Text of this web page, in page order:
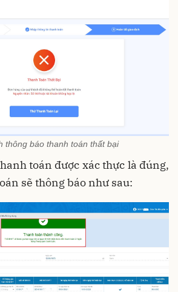
thông báo thanh toán thất bại
toán được xác thực là đúng,
sẽ thông báo như sau: